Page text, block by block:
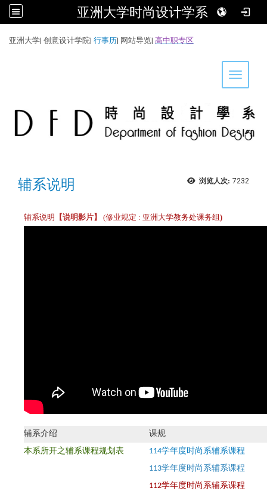
亚洲大学时尚设计学系
亚洲大学| 创意设计学院| 行事历| 网站导览| 高中职专区
Toggle
浏览人次: 7232
辅系说明
辅系说明 【说明影片】 (修业规定 : 亚洲大学教务处课务组 )
辅系介绍
课规
本系所开之辅系课程规划表
114学年度时尚系辅系课程
113学年度时尚系辅系课程
112学年度时尚系辅系课程